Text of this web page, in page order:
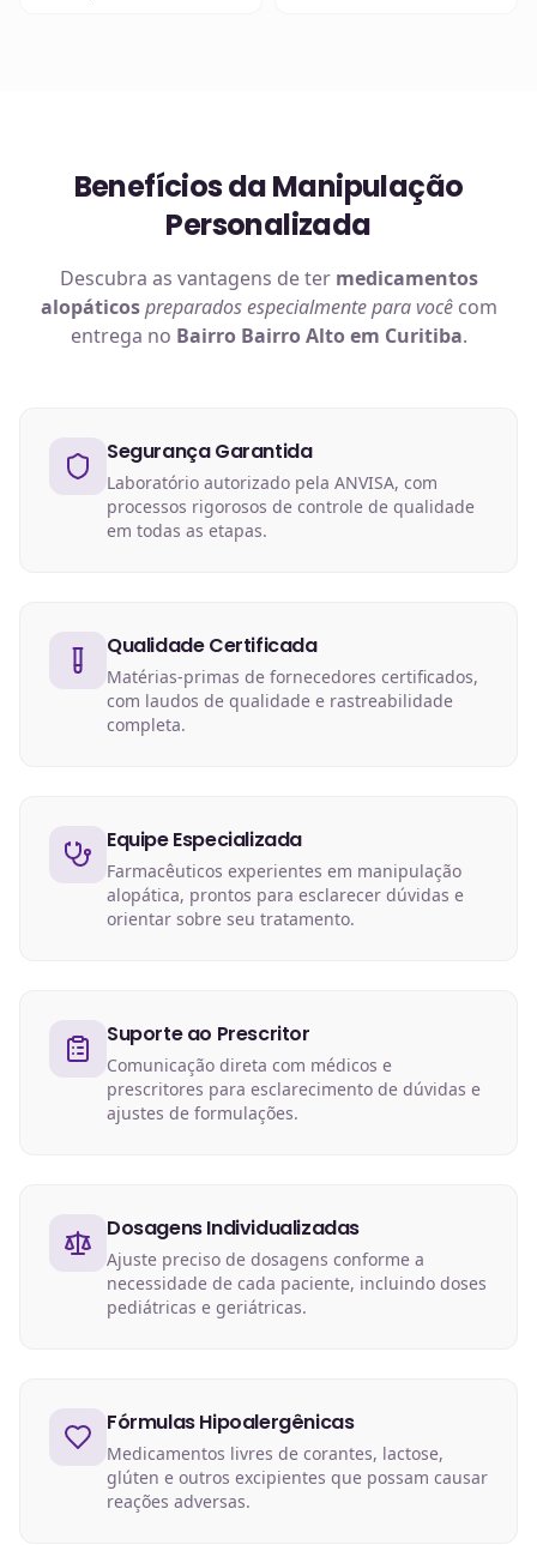
Benefícios da Manipulação
Personalizada
Descubra as vantagens de ter medicamentos
alopáticos preparados especialmente para vocêcom
entrega no Bairro Bairro Alto em Curitiba.
Segurança Garantida
Laboratório autorizado pela ANVISA, com
processos rigorosos de controle de qualidade
em todas as etapas.
Qualidade Certificada
Matérias-primas de fornecedores certificados,
com laudos de qualidade e rastreabilidade
completa.
Equipe Especializada
Farmacêuticos experientes em manipulação
alopática, prontos para esclarecer dúvidas e
orientar sobre seu tratamento.
Suporte ao Prescritor
Comunicação direta com médicos e
prescritores para esclarecimento de dúvidas e
ajustes de formulações.
Dosagens Individualizadas
Ajuste preciso de dosagens conforme a
necessidade de cada paciente, incluindo doses
pediátricas e geriátricas.
Fórmulas Hipoalergênicas
Medicamentos livres de corantes, lactose,
glúten e outros excipientes que possam causar
reações adversas.